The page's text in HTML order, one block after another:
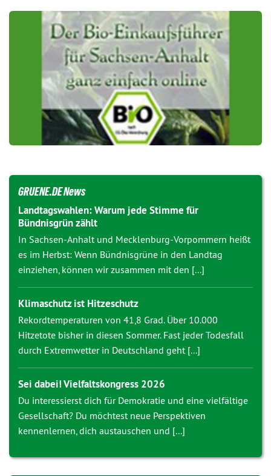
GRUENE.DE News
Landtagswahlen: Warum jede Stimme für
Bündnisgrün zählt
In Sachsen-Anhalt und Mecklenburg-Vorpommern heißt
es im Herbst: Wenn Bündnisgrüne in den Landtag
einziehen, können wir zusammen mit den [...]
Klimaschutz ist Hitzeschutz
Rekordtemperaturen von 41,8 Grad. Über 10.000
Hitzetote bisher in diesen Sommer. Fast jeder Todesfall
durch Extremwetter in Deutschland geht [...]
Sei dabei! Vielfaltskongress 2026
Du interessierst dich für Demokratie und eine vielfältige
Gesellschaft? Du möchtest neue Perspektiven
kennenlernen, dich austauschen und [...]